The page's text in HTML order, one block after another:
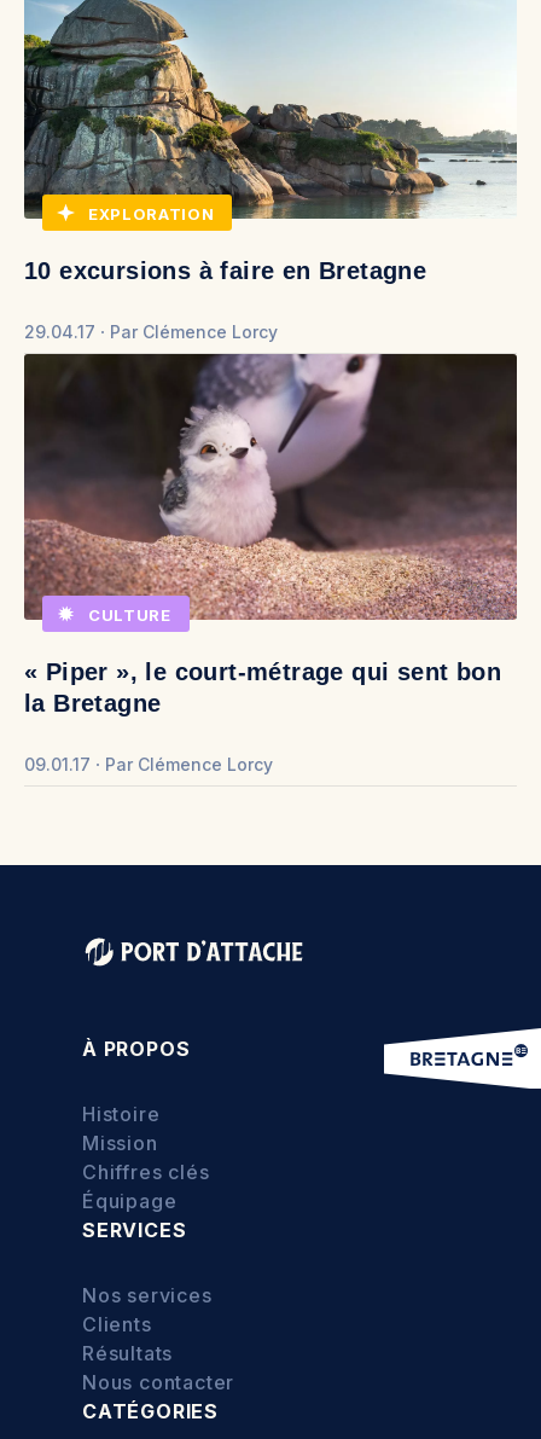
EXPLORATION
10 excursions à faire en Bretagne
29.04.17 Par Clémence Lorcy
CULTURE
« Piper », le court-métrage qui sent bon
la Bretagne
09.01.17 Par Clémence Lorcy
À PROPOS
Histoire
Mission
Chiffres clés
Équipage
SERVICES
Nos services
Clients
Résultats
Nous contacter
CATÉGORIES